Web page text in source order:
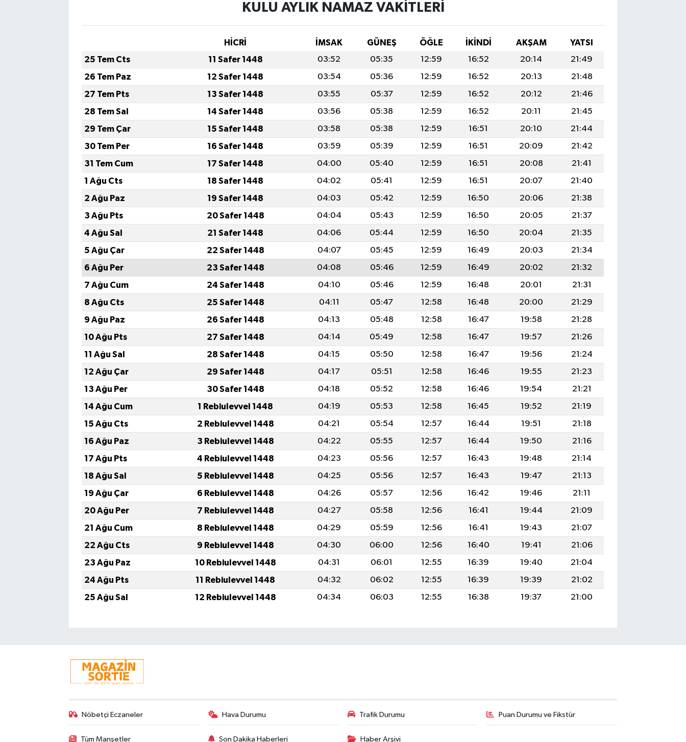
KULU AYLIK NAMAZ VAKITLERI
HİCRİ İMSAK GÜNEŞ ÖĞLE İKINDI AKŞAM
YATSI
25 Tem Cts
11 Safer 1448 03:52 05:35 12:59 16:52 20:14
21:49
26 Tem Paz
12 Safer 1448 03:54 05:36 12:59 16:52 20:13
21:48
27 Tem Pts
13 Safer 1448 03:55 05:37 12:59 16:52 20:12
21:46
28 Tem Sal
14 Safer 1448 03:56 05:38 12:59 16:52 20:11
21:45
29 Tem Çar
15 Safer 1448 03:58 05:38 12:59 16:51 20:10
21:44
30 Tem Per
16 Safer 1448 03:59 05:39 12:59 16:51 20:09
21:42
31 Tem Cum
17 Safer 1448 04:00 05:40 12:59 16:51 20:08
21:41
1 Ağu Cts
18 Safer 1448 04:02 05:41 12:59 16:51 20:07
21:40
2 Ağu Paz
19 Safer 1448 04:03 05:42 12:59 16:50 20:06
21:38
3 Ağu Pts
20 Safer 1448 04:04 05:43 12:59 16:50 20:05
21:37
4 Ağu Sal
21 Safer 1448 04:06 05:44 12:59 16:50 20:04
21:35
5 Ağu Çar
22 Safer 1448 04:07 05:45 12:59 16:49 20:03
21:34
6 Ağu Per
23 Safer 1448 04:08 05:46 12:59 16:49 20:02
21:32
7 Ağu Cum
24 Safer 1448 04:10 05:46 12:59 16:48 20:01
21:31
8 Ağu Cts
25 Safer 1448 04:11 05:47 12:58 16:48 20:00
21:29
9 Ağu Paz
26 Safer 1448 04:13 05:48 12:58 16:47 19:58
21:28
10 Ağu Pts
27 Safer 1448 04:14 05:49 12:58 16:47 19:57
21:26
11 Ağu Sal
28 Safer 1448 04:15 05:50 12:58 16:47 19:56
21:24
12 Ağu Çar
29 Safer 1448 04:17 05:51 12:58 16:46 19:55
21:23
13 Ağu Per
30 Safer 1448 04:18 05:52 12:58 16:46 19:54
21:21
14 Ağu Cum
1 Rebiulevvel 1448 04:19 05:53 12:58 16:45 19:52
21:19
15 Ağu Cts
2 Rebiulevvel 1448 04:21 05:54 12:57 16:44 19:51
21:18
16 Ağu Paz
3 Rebiulevvel 1448 04:22 05:55 12:57 16:44 19:50
21:16
17 Ağu Pts
4 Rebiulevvel 1448 04:23 05:56 12:57 16:43 19:48
21:14
18 Ağu Sal
5 Rebiulevvel 1448 04:25 05:56 12:57 16:43 19:47
21:13
19 Ağu Çar
6 Rebiulevvel 1448 04:26 05:57 12:56 16:42 19:46
21:11
20 Ağu Per
7 Rebiulevvel 1448 04:27 05:58 12:56 16:41 19:44
21:09
21 Ağu Cum
8 Rebiulevvel 1448 04:29 05:59 12:56 16:41 19:43
21:07
22 Ağu Cts
9 Rebiulevvel 1448 04:30 06:00 12:56 16:40 19:41
21:06
23 Ağu Paz
10 Rebiulevvel 1448 04:31 06:01 12:55 16:39 19:40
21:04
24 Ağu Pts
11 Rebiulevvel 1448 04:32 06:02 12:55 16:39 19:39
21:02
25 Ağu Sal
12 Rebiulevvel 1448 04:34 06:03 12:55 16:38 19:37 21:00
Nöbetçi Eczaneler Hava Durumu Trafik Durumu Puan Durumu ve Fikstür
Tüm Manşetler Son Dakika Haberleri Haber Arşivi